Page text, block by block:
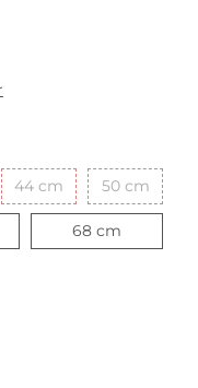
44 cm 44 cm50 cm50 cm
68 cm68 cm